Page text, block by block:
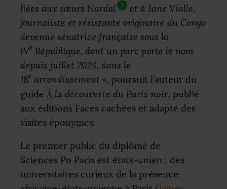
liées aux sœurs Nardal
2
et à Jane Vialle,
journaliste et résistante originaire du Congo
devenue sénatrice française sous la
IVe République, dont un parc porte le nom
depuis juillet 2024, dans le
18e arrondissement », poursuit l’auteur du
guide À la découverte du Paris noir, publié
aux éditions Faces cachées et adapté des
visites éponymes.
Le premier public du diplômé de
Sciences Po Paris est états-unien : des
universitaires curieux de la présence